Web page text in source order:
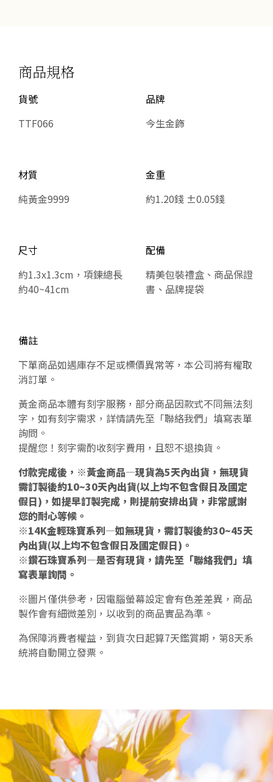
商品規格
貨號
TTF066
品牌
今生金飾
材質
純黃金9999
金重
約1.20錢 ±0.05錢
尺寸
約1.3x1.3cm，項鍊總長
約40~41cm
配備
精美包裝禮盒、商品保證
書、品牌提袋
備註
下單商品如遇庫存不足或標價異常等，本公司將有權取
消訂單。
黃金商品本體有刻字服務，部分商品因款式不同無法刻
字，如有刻字需求，詳情請先至「聯絡我們」填寫表單
詢問。
提醒您！刻字需酌收刻字費用，且恕不退換貨。
付款完成後，※黃金商品—現貨為5天內出貨，無現貨
需訂製後約10~30天內出貨(以上均不包含假日及國定
假日)，如提早訂製完成，則提前安排出貨，非常感謝
您的耐心等候。
※14K金輕珠寶系列—如無現貨，需訂製後約30~45天
內出貨(以上均不包含假日及國定假日)。
※鑽石珠寶系列—是否有現貨，請先至「聯絡我們」填
寫表單詢問。
※圖片僅供參考，因電腦螢幕設定會有色差差異，商品
製作會有細微差別，以收到的商品實品為準。
為保障消費者權益，到貨次日起算7天鑑賞期，第8天系
統將自動開立發票。